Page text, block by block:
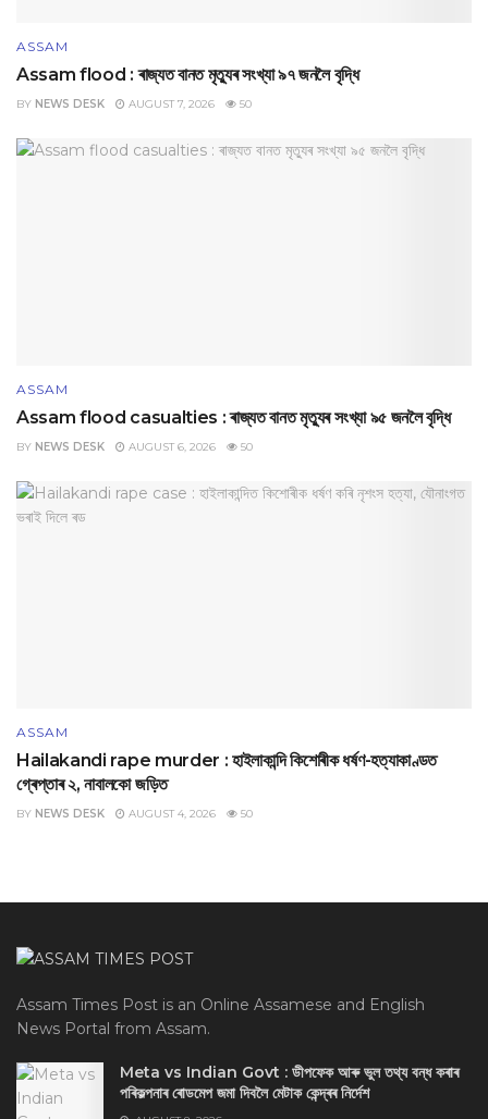
ASSAM
Assam flood : ৰাজ্যত বানত মৃত্যুৰ সংখ্যা ৯৭ জনলৈ বৃদ্ধি
BY NEWS DESK AUGUST 7, 2026 50
ASSAM
Assam flood casualties : ৰাজ্যত বানত মৃত্যুৰ সংখ্যা ৯৫ জনলৈ বৃদ্ধি
BY NEWS DESK AUGUST 6, 2026 50
ASSAM
Hailakandi rape murder : হাইলাকান্দি কিশোৰীক ধৰ্ষণ-হত্যাকাণ্ডত
গ্ৰেপ্তাৰ ২, নাবালকো জড়িত
BY NEWS DESK AUGUST 4, 2026 50
Assam Times Post is an Online Assamese and English
News Portal from Assam.
Meta vs Indian Govt : ডীপফেক আৰু ভুল তথ্য বন্ধ কৰাৰ
পৰিকল্পনাৰ ৰোডমেপ জমা দিবলৈ মেটাক কেন্দ্ৰৰ নিৰ্দেশ